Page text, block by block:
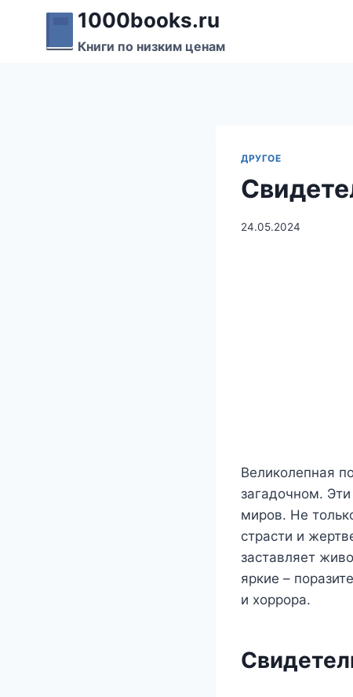
Перейти
содержимому
1000books.ru
Книги по низким ценам
ДРУГОЕ
24.05.2024
Великолепная
загадочном.
миров. Не
страсти и
заставляет
яркие –
и хоррора.